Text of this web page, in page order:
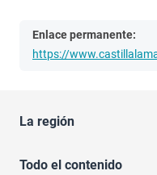
Enlace permanente:
https://
La región
Todo el contenido